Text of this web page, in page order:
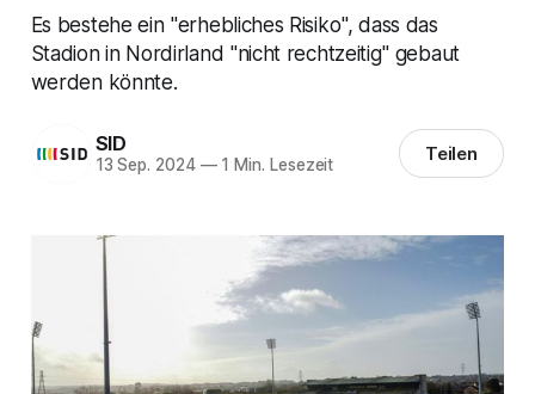
Es bestehe ein "erhebliches Risiko", dass das
Stadion in Nordirland "nicht rechtzeitig" gebaut
werden könnte.
SID
13 Sep. 2024 —1 Min. Lesezeit Teilen